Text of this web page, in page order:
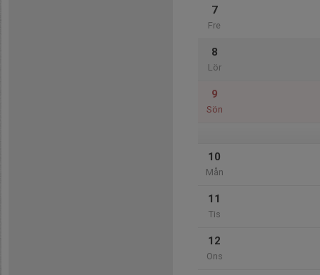
7
Fre
8
Lör
9
Sön
10
Mån
11
Tis
12
Ons